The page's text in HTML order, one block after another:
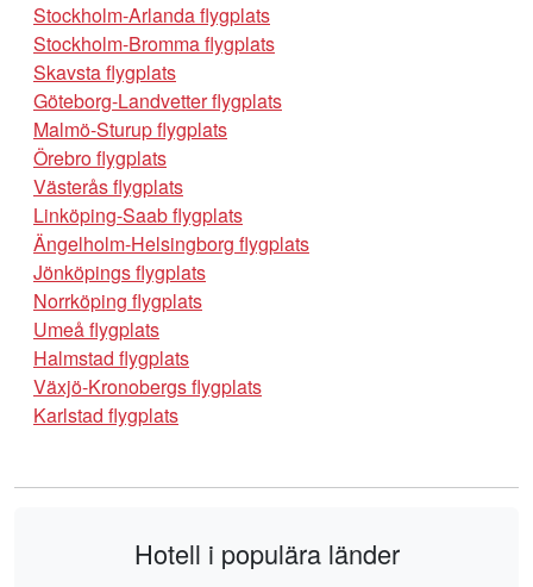
Stockholm-Arlanda flygplats
Stockholm-Bromma flygplats
Skavsta flygplats
Göteborg-Landvetter flygplats
Malmö-Sturup flygplats
Örebro flygplats
Västerås flygplats
Linköping-Saab flygplats
Ängelholm-Helsingborg flygplats
Jönköpings flygplats
Norrköping flygplats
Umeå flygplats
Halmstad flygplats
Växjö-Kronobergs flygplats
Karlstad flygplats
Hotell i populära länder